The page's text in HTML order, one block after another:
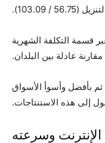
/ 103.09).
قسمة التكلفة الشهرية
عادلة بين البلدان.
ثم بأفضل وأسوأ الأسواق
إلى هذه الاستنتاجات.
وسرعته